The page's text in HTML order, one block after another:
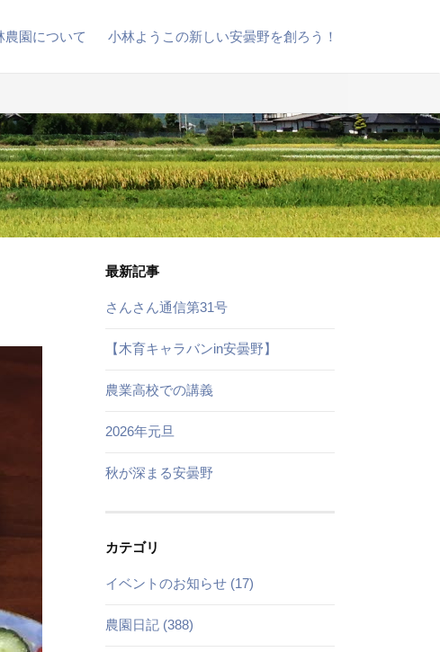
農園について 小林ようこの新しい安曇野を創ろう！
最新記事
さんさん通信第31号
【木育キャラバンin安曇野】
農業高校での講義
2026年元旦
秋が深まる安曇野
カテゴリ
イベントのお知らせ (17)
農園日記 (388)